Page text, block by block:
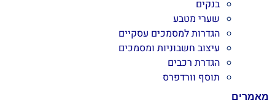
בנקים
שערי מטבע
הגדרות למסמכים עסקיים
עיצוב חשבוניות ומסמכים
הגדרת רכבים
תוסף וורדפרס
מאמרים